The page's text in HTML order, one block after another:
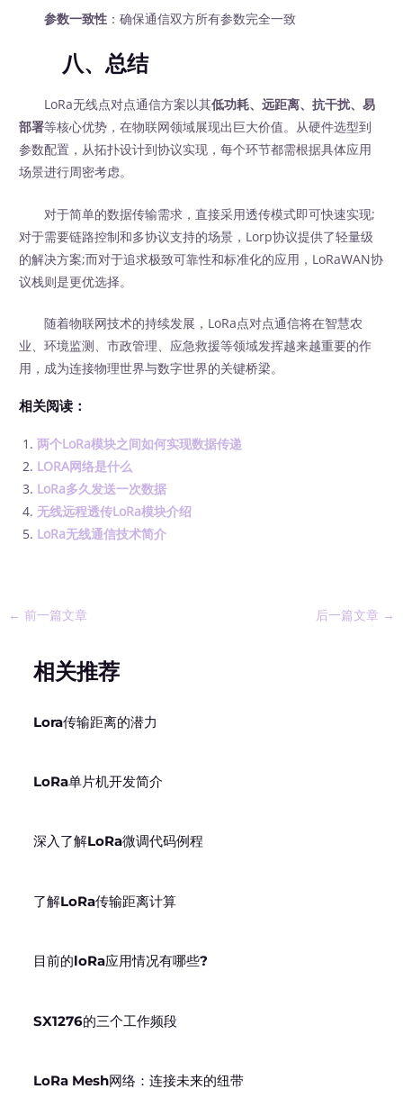
参数一致性 ：确保通信双方所有参数完全一致
八、总结
LoRa无线点对点通信方案以其低功耗、远距离、抗干扰、易
部署等核心优势，在物联网领域展现出巨大价值。从硬件选型到
参数配置，从拓扑设计到协议实现，每个环节都需根据具体应用
场景进行周密考虑。
对于简单的数据传输需求，直接采用透传模式即可快速实现;
对于需要链路控制和多协议支持的场景，Lorp协议提供了轻量级
的解决方案;而对于追求极致可靠性和标准化的应用，LoRaWAN协
议栈则是更优选择。
随着物联网技术的持续发展，LoRa点对点通信将在智慧农
业、环境监测、市政管理、应急救援等领域发挥越来越重要的作
用，成为连接物理世界与数字世界的关键桥梁。
相关阅读：
两个LoRa模块之间如何实现数据传递
LORA网络是什么
LoRa多久发送一次数据
无线远程透传LoRa模块介绍
LoRa无线通信技术简介
← 前一篇文章 后一篇文章 →
相关推荐
Lora传输距离的潜力
LoRa单片机开发简介
深入了解LoRa微调代码例程
了解LoRa传输距离计算
目前的loRa应用情况有哪些?
SX1276的三个工作频段
LoRa Mesh网络：连接未来的纽带